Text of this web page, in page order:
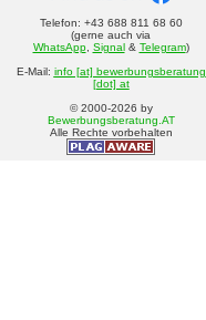
Telefon: +43 688 811 68 60
(gerne auch via
WhatsApp, Signal& Telegram)
E-Mail: info [at] bewerbungsberatung
[dot] at
© 2000-2026 by
Bewerbungsberatung.AT
Alle Rechte vorbehalten